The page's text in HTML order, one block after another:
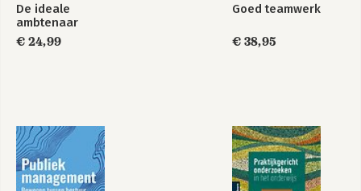
De ideale
ambtenaar
€ 24,99
Goed teamwerk
€ 38,95